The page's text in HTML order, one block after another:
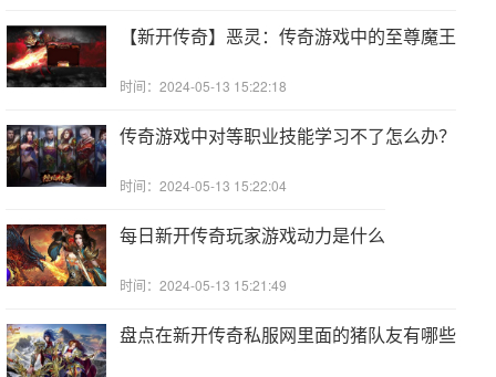
【新开传奇】恶灵：传奇游戏中的至尊魔王
时间：2024-05-13 15:22:18
传奇游戏中对等职业技能学习不了怎么办？
时间：2024-05-13 15:22:04
每日新开传奇玩家游戏动力是什么
时间：2024-05-13 15:21:49
盘点在新开传奇私服网里面的猪队友有哪些